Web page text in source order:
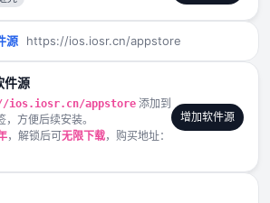
源 https://ios.iosr.cn/appstore
件源
ios.iosr.cn/appstore 添加到
方便后续安装。
，解锁后可无限下载，购买地址：
增加软件源